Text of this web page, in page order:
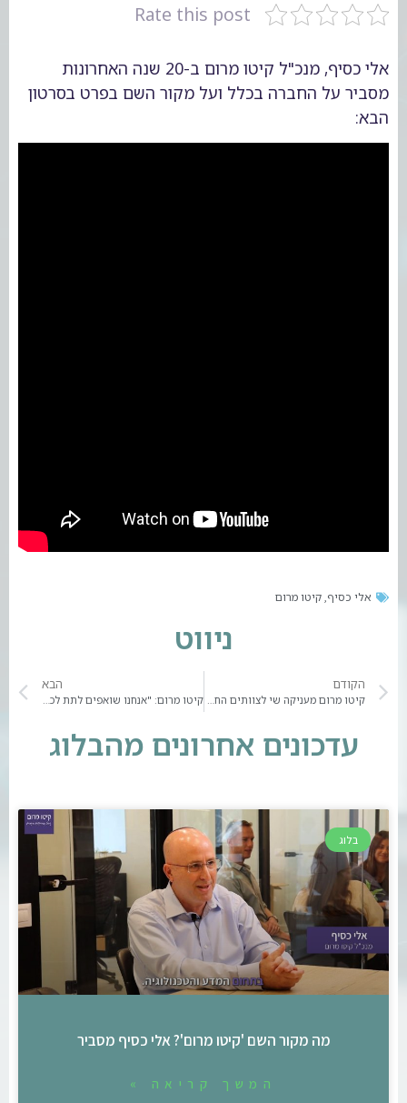
Rate this post
אלי כסיף, מנכ"ל קיטו מרום ב-20 שנה האחרונות
מסביר על החברה בכלל ועל מקור השם בפרט בסרטון
הבא:
אלי כסיף, קיטו מרום
ניווט
הקודם
קיטו מרום מעניקה שי לצוותים החינוכיים לכבוד חג הפסח | צפו
הבא
קיטו מרום: "אנחנו שואפים לתת לכל איש צוות את האפשרות להביא את הקסם האישי שלו" | צפו
עדכונים אחרונים מהבלוג
בלוג
מה מקור השם 'קיטו מרום'? אלי כסיף מסביר
המשך קריאה »